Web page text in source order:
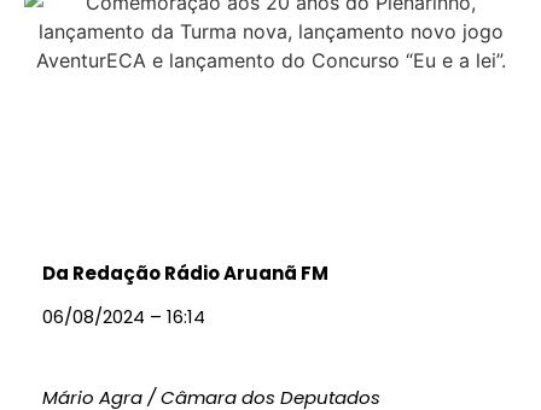
Da Redação Rádio Aruanã FM
06/08/2024 – 16:14
Mário Agra / Câmara dos Deputados